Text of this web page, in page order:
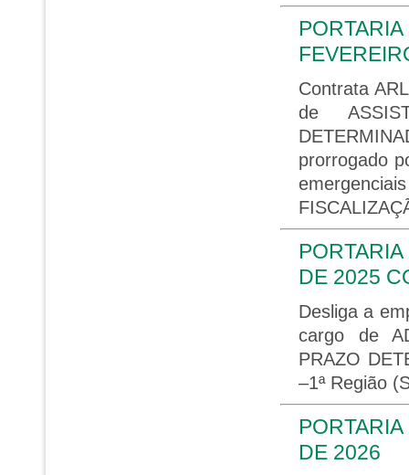
Contrata
de
prorrogado
DE 2025
Desliga a
cargo de
PRAZO
–1ª Região
DE 2026